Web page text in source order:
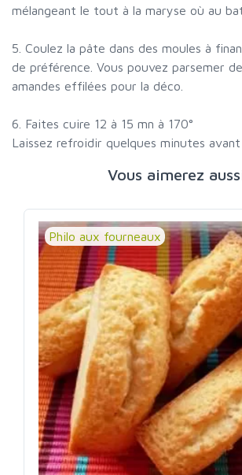
mélangeant le tout à la maryse où au
5. Coulez la pâte dans des moules à
de préférence. Vous pouvez parsemer
amandes effilées pour la déco.
6. Faites cuire 12 à 15 mn à 170°
Laissez refroidir quelques minutes avant
Vous aimerez
Philo aux fourneaux